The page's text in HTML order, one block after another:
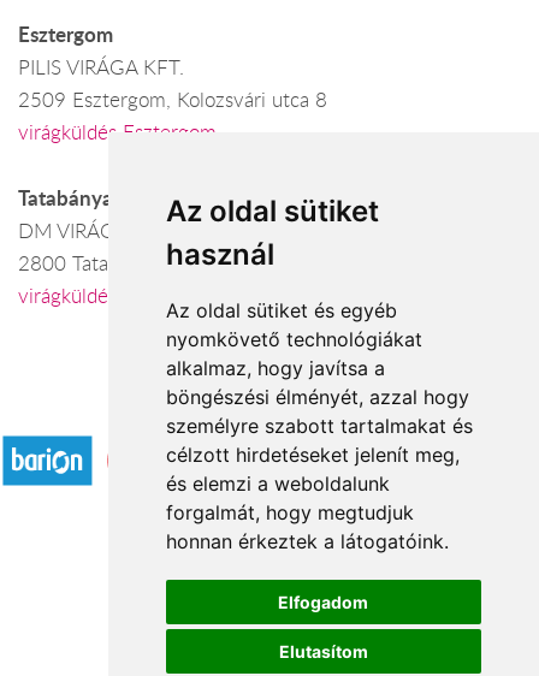
Az oldal sütiket
használ
Az oldal sütiket és egyéb
nyomkövető technológiákat
alkalmaz, hogy javítsa a
böngészési élményét, azzal hogy
személyre szabott tartalmakat és
célzott hirdetéseket jelenít meg,
és elemzi a weboldalunk
forgalmát, hogy megtudjuk
honnan érkeztek a látogatóink.
Elfogadom
Elutasítom
Esztergom
PILIS VIRÁGA KFT.
2509 Esztergom, Kolozsvári utca 8
virágküldés Esztergom
Tatabánya
DM VIRÁGBOLT
2800 Tatabánya, Baross köz 5.
virágküldés Tatabánya
Elfogadott fizetési módok
Á.SZ.F.
Impresszum
Adatkezelési tájékoztató